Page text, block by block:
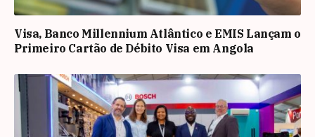
Visa, Banco Millennium Atlântico e EMIS Lançam o
Primeiro Cartão de Débito Visa em Angola